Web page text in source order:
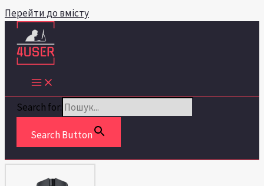
Перейти до вмісту
Search for:
Search Button